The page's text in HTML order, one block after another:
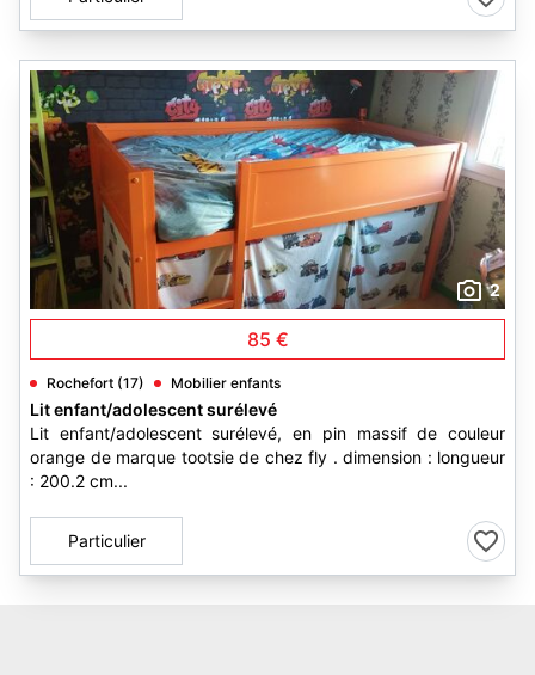
2
85 €
Rochefort (17) Mobilier enfants
Lit enfant/adolescent surélevé
Lit enfant/adolescent surélevé, en pin massif de couleur
orange de marque tootsie de chez fly . dimension : longueur
: 200.2 cm...
Particulier